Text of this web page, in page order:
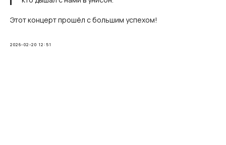
Этот концерт прошёл с большим успехом!
2026-02-20 12:51